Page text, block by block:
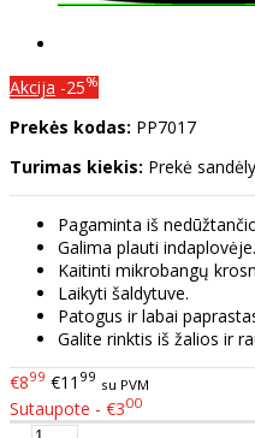
Akcija -25%
Prekės kodas: PP7017
Turimas kiekis: Prekė
Pagaminta iš
Galima plauti indaplovėje.
Kaitinti mikrobangų
Laikyti šaldytuve.
Patogus ir labai
Galite rinktis iš žalios ir
€899 €11 99 su PVM
Sutaupote - €300